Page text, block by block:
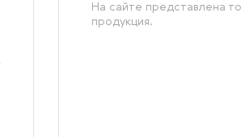
На сайте представлена
продукция.